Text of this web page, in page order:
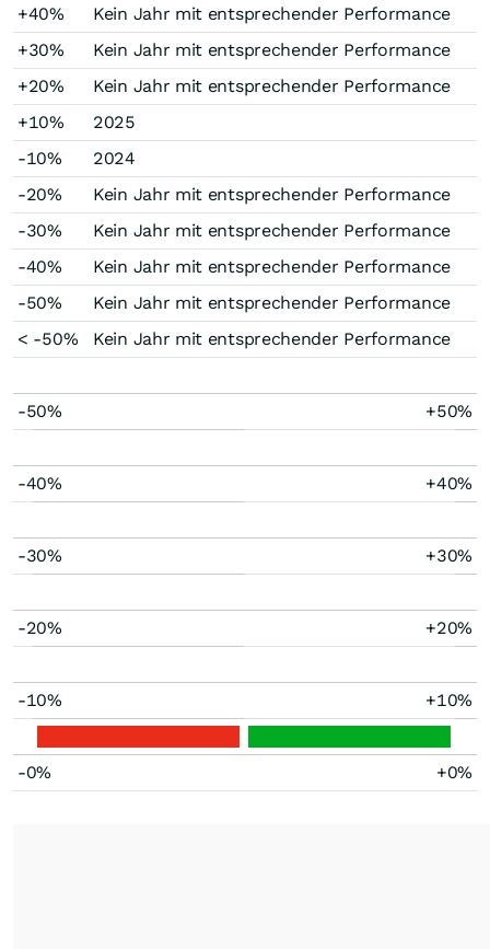
+40%
Kein Jahr mit entsprechender Performance
+30%
Kein Jahr mit entsprechender Performance
+20%
Kein Jahr mit entsprechender Performance
+10%
2025
-10%
2024
-20%
Kein Jahr mit entsprechender Performance
-30%
Kein Jahr mit entsprechender Performance
-40%
Kein Jahr mit entsprechender Performance
-50%
Kein Jahr mit entsprechender Performance
< -50%
Kein Jahr mit entsprechender Performance
-50% +50%
-40% +40%
-30% +30%
-20% +20%
-10% +10%
-0% +0%